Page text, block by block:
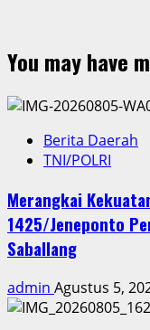
You may have
Berita Daerah
TNI/POLRI
Merangkai
1425/Jeneponto
Saballang
admin Agustus 5,